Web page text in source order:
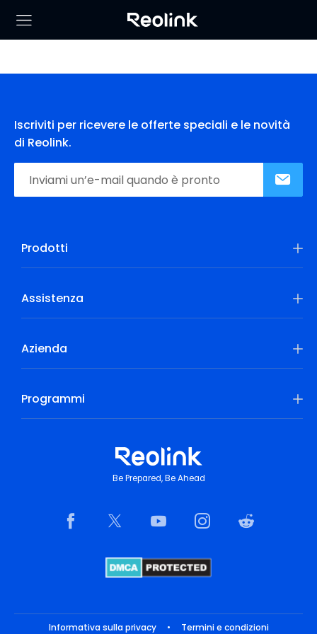
Iscriviti per ricevere le offerte speciali e le novità
di Reolink.
Prodotti
Assistenza
Azienda
Programmi
Be Prepared, Be Ahead
Informativa sulla privacy • Termini e condizioni